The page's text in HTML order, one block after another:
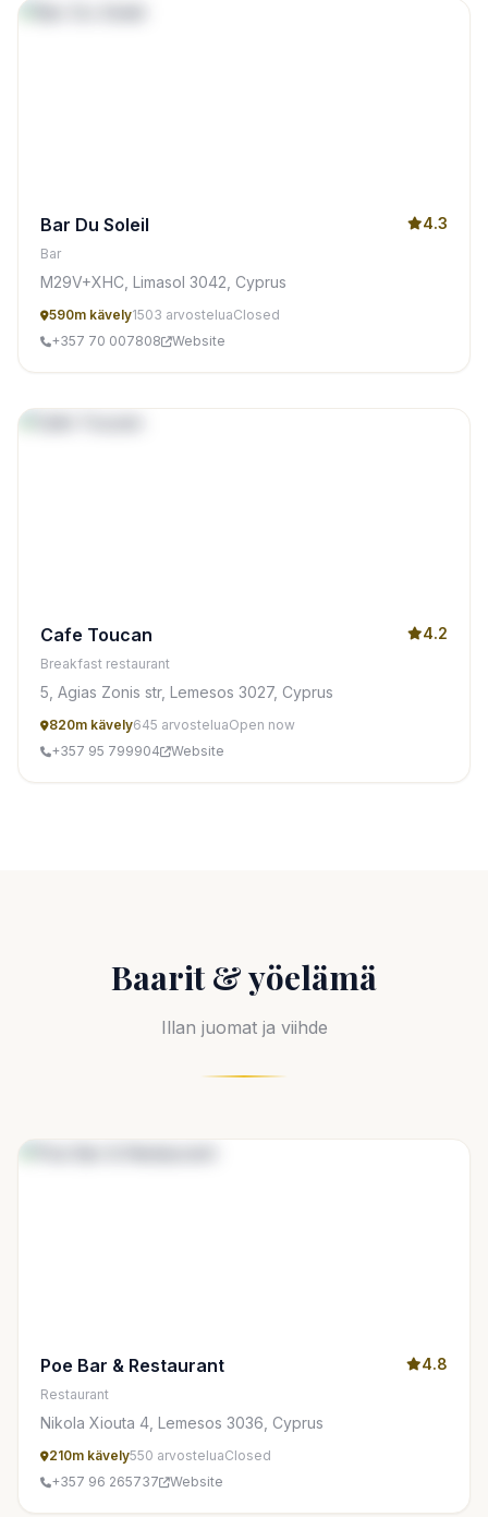
Bar Du Soleil 4.3
Bar
M29V+XHC, Limasol 3042, Cyprus
590m kävely1503 arvosteluaClosed
+357 70 007808
Website
Cafe Toucan 4.2
Breakfast restaurant
5, Agias Zonis str, Lemesos 3027, Cyprus
820m kävely645 arvosteluaOpen now
+357 95 799904
Website
Baarit & yöelämä
Illan juomat ja viihde
Poe Bar & Restaurant 4.8
Restaurant
Nikola Xiouta 4, Lemesos 3036, Cyprus
210m kävely550 arvosteluaClosed
+357 96 265737
Website